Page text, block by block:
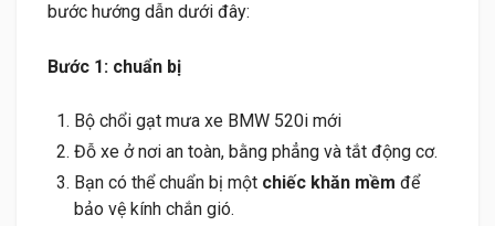
bước hướng dẫn dưới đây:
Bước 1: chuẩn bị
Bộ chổi gạt mưa xe BMW 520i mới
Đỗ xe ở nơi an toàn, bằng phẳng và tắt động cơ.
Bạn có thể chuẩn bị một chiếc khăn mềm để
bảo vệ kính chắn gió.